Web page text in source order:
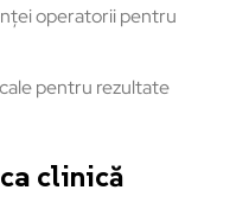
operatorii pentru
pentru rezultate
clinică